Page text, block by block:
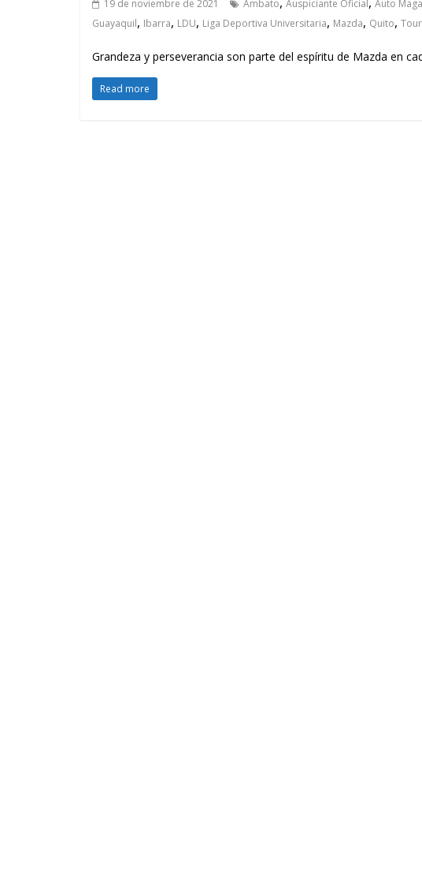
19 de noviembre de 2021 Ambato Auspiciante Oficial Auto
Guayaquil, Ibarra, LDU, Liga Deportiva Universitaria, Mazda, Quito,
Grandeza y perseverancia son parte del espíritu de Mazda en
Read more